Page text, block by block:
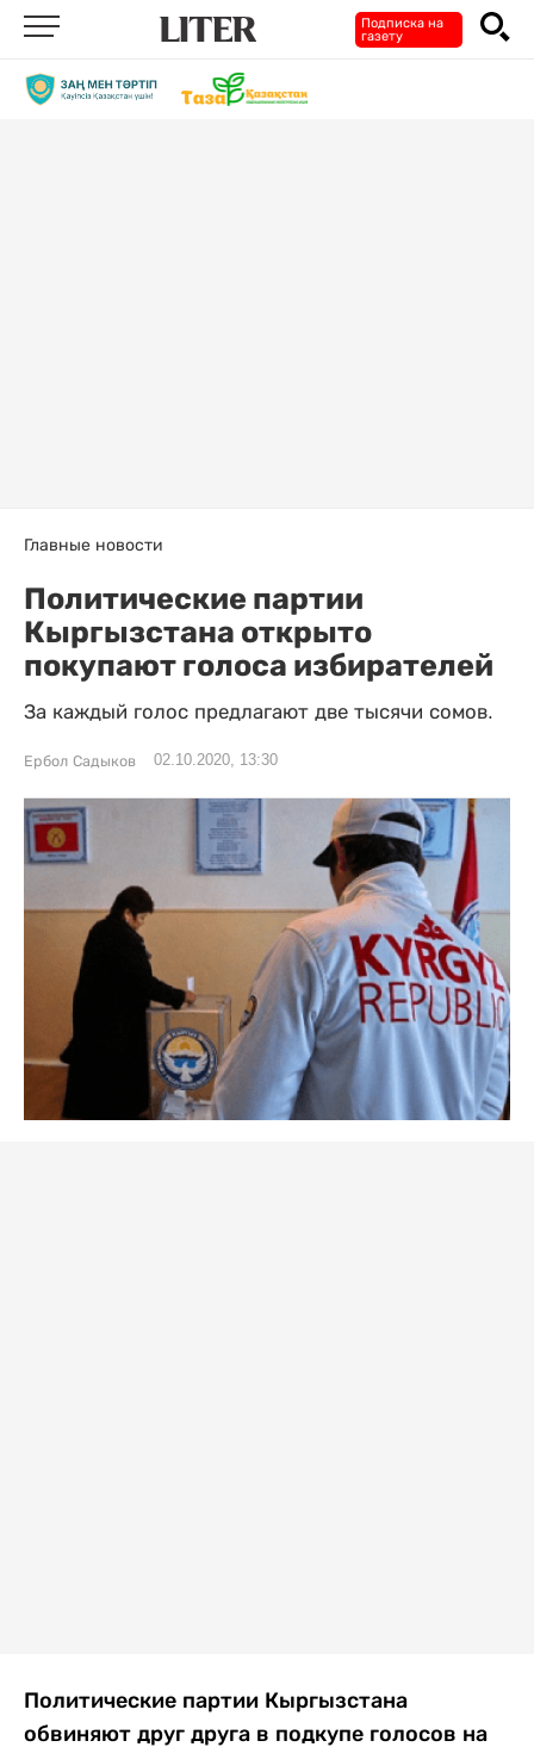
Подписка на
газету
Главные новости
Политические партии
Кыргызстана открыто
покупают голоса избирателей
За каждый голос предлагают две тысячи сомов.
Ербол Садыков 02.10.2020, 13:30
Политические партии Кыргызстана
обвиняют друг друга в подкупе голосов на